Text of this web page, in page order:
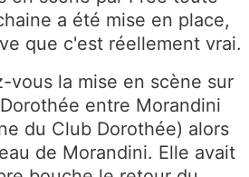
a été mise en place,
que c'est réellement vrai.
vous la mise en scène sur
entre Morandini
du Club Dorothée) alors
de Morandini. Elle avait